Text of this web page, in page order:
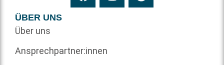
ÜBER UNS
Über uns
Ansprechpartner:innen